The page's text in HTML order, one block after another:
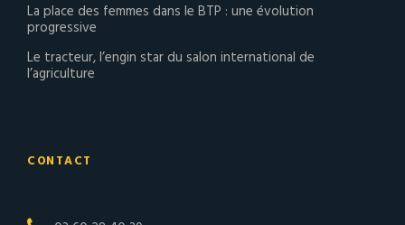
La place des femmes dans le BTP : une évolution
progressive
Le tracteur, l’engin star du salon international de
l’agriculture
CONTACT